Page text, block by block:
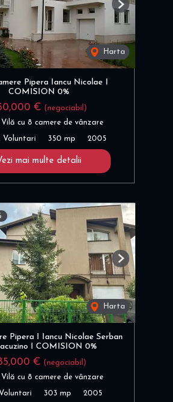
Harta
Next
Pipera Iancu Nicolae I
COMISION 0%
€ (negociabil)
cu 8 camere de vânzare
Voluntari 350 mp 2005
mai multe detalii
Harta
Next
Pipera I Iancu Nicolae Serban
I COMISION 0%
€ (negociabil)
cu 8 camere de vânzare
303 mp 2005